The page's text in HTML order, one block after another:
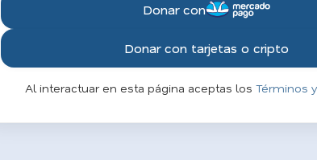
Donar con
Donar con tarjetas o cripto
Al interactuar en esta página aceptas los Términos